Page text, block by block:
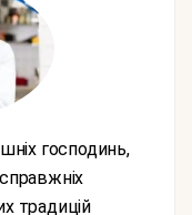
традицій